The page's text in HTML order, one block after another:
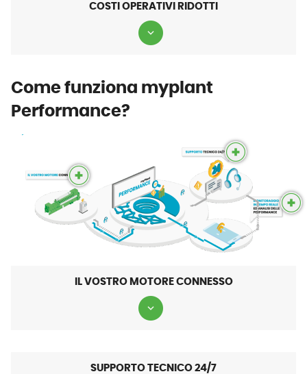
COSTI OPERATIVI RIDOTTI
Come funziona myplant
Performance?
IL VOSTRO MOTORE CONNESSO
SUPPORTO TECNICO 24/7